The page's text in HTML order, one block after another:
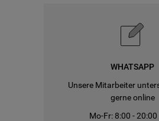
WHATSAPP
Unsere Mitarbeiter
gerne online
Mo-Fr: 8:00 -